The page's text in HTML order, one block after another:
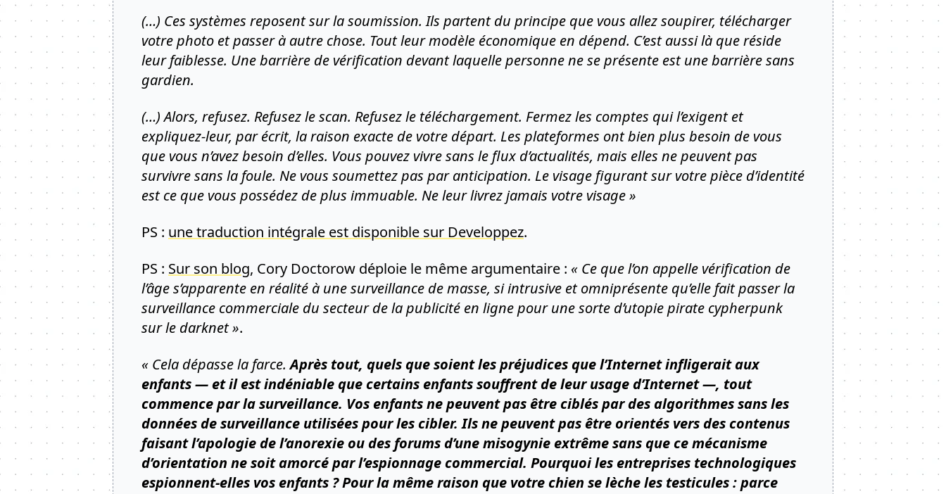
(…) Ces systèmes reposent sur la soumission. Ils partent du principe que vous allez soupirer, télécharger
votre photo et passer à autre chose. Tout leur modèle économique en dépend. C’est aussi là que réside
leur faiblesse. Une barrière de vérification devant laquelle personne ne se présente est une barrière sans
gardien.
(…) Alors, refusez. Refusez le scan. Refusez le téléchargement. Fermez les comptes qui l’exigent et
expliquez-leur, par écrit, la raison exacte de votre départ. Les plateformes ont bien plus besoin de vous
que vous n’avez besoin d’elles. Vous pouvez vivre sans le flux d’actualités, mais elles ne peuvent pas
survivre sans la foule. Ne vous soumettez pas par anticipation. Le visage figurant sur votre pièce d’identité
est ce que vous possédez de plus immuable. Ne leur livrez jamais votre visage »
PS : une traduction intégrale est disponible sur Developpez.
PS : Sur son blog, Cory Doctorow déploie le même argumentaire : « Ce que l’on appelle vérification de
l’âge s’apparente en réalité à une surveillance de masse, si intrusive et omniprésente qu’elle fait passer la
surveillance commerciale du secteur de la publicité en ligne pour une sorte d’utopie pirate cypherpunk
sur le darknet ».
« Cela dépasse la farce.Après tout, quels que soient les préjudices que l’Internet infligerait aux
enfants — et il est indéniable que certains enfants souffrent de leur usage d’Internet —, tout
commence par la surveillance. Vos enfants ne peuvent pas être ciblés par des algorithmes sans les
données de surveillance utilisées pour les cibler. Ils ne peuvent pas être orientés vers des contenus
faisant l’apologie de l’anorexie ou des forums d’une misogynie extrême sans que ce mécanisme
d’orientation ne soit amorcé par l’espionnage commercial. Pourquoi les entreprises technologiques
espionnent-elles vos enfants ? Pour la même raison que votre chien se lèche les testicules : parce